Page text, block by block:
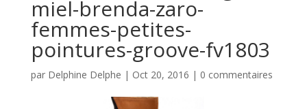
miel-brenda-zaro-
femmes-petites-
pointures-groove-fv1803
par Delphine Delphe | Oct 20, 2016 | 0 commentaires